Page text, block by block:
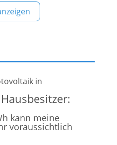
an. Mit unserer
unserem Engagement
in
kann meine
voraussichtlich